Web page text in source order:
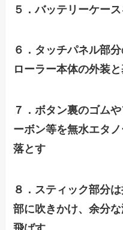
５．バッテリーケー
６．タッチパネル部
ローラー本体の外装
７．ボタン裏のゴム
ーボン等を無水エタ
落とす
８．スティック部分
部に吹きかけ、余分